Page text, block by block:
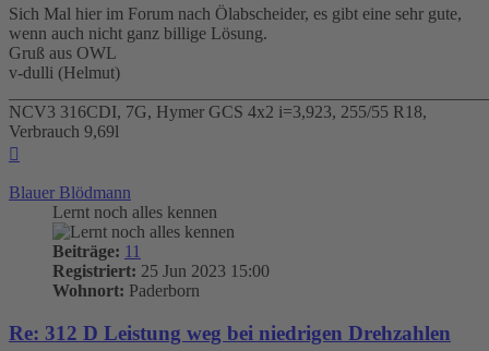
Sich Mal hier im Forum nach Ölabscheider, es gibt eine sehr gute,
wenn auch nicht ganz billige Lösung.
Gruß aus OWL
v-dulli (Helmut)
NCV3 316CDI, 7G, Hymer GCS 4x2 i=3,923, 255/55 R18,
Verbrauch 9,69l
Blauer Blödmann
Lernt noch alles kennen
Beiträge: 11
Registriert: 25 Jun 2023 15:00
Wohnort: Paderborn
Re: 312 D Leistung weg bei niedrigen Drehzahlen